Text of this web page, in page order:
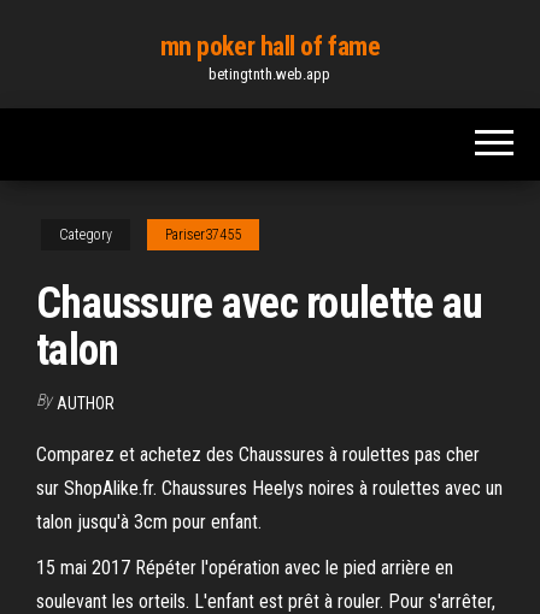
content
mn poker hall of fame
betingtnth.web.app
Category Pariser37455
Chaussure avec roulette au
talon
By AUTHOR
Comparez et achetez des Chaussures à roulettes pas cher
sur ShopAlike.fr. Chaussures Heelys noires à roulettes avec un
talon jusqu'à 3cm pour enfant.
15 mai 2017 Répéter l'opération avec le pied arrière en
soulevant les orteils. L'enfant est prêt à rouler. Pour s'arrêter,